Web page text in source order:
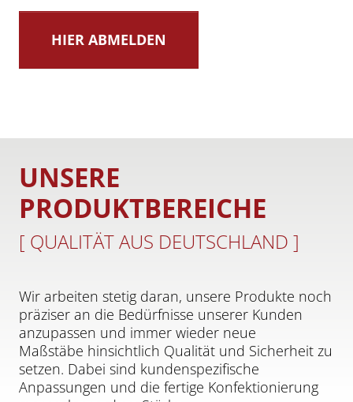
UNSERE
PRODUKTBEREICHE
[ QUALITÄT AUS DEUTSCHLAND ]
Wir arbeiten stetig daran, unsere Produkte noch
präziser an die Bedürfnisse unserer Kunden
anzupassen und immer wieder neue
Maßstäbe hinsichtlich Qualität und Sicherheit zu
setzen. Dabei sind kundenspezifische
Anpassungen und die fertige Konfektionierung